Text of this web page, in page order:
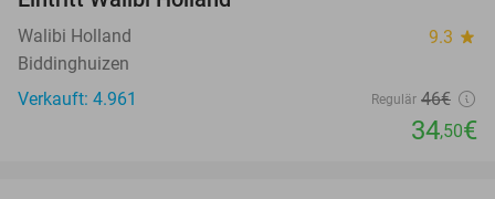
Walibi Holland 9.3 star
Biddinghuizen
Verkauft: 4.961
Regulär 46€
34,50€